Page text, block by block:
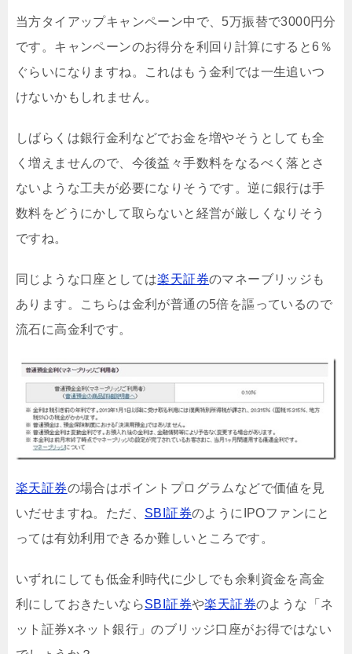
当方タイアップキャンペーン中で、5万振替で3000円分
です。キャンペーンのお得分を利回り計算にすると6％
ぐらいになりますね。これはもう金利では一生追いつ
けないかもしれません。
しばらくは銀行金利などでお金を増やそうとしても全
く増えませんので、今後益々手数料をなるべく落とさ
ないような工夫が必要になりそうです。逆に銀行は手
数料をどうにかして取らないと経営が厳しくなりそう
ですね。
同じような口座としては楽天証券のマネーブリッジも
あります。こちらは金利が普通の5倍を謳っているので
流石に高金利です。
楽天証券の場合はポイントプログラムなどで価値を見
いだせますね。ただ、 SBI証券のようにIPOファンにと
っては有効利用できるか難しいところです。
いずれにしても低金利時代に少しでも余剰資金を高金
利にしておきたいならSBI証券や楽天証券のような「ネ
ット証券xネット銀行」のブリッジ口座がお得ではない